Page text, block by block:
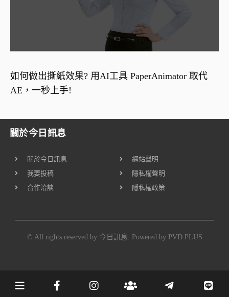
如何做出撕紙效果? 用AI工具 PaperAnimator 取代
AE，一秒上手!
關於今日訊息
關於今日訊息
我要投稿
合作洽談
網站聲明
隱私權聲明
隱私權政策
© All rights reserved by 今日訊息. Powered by PVD PLUS